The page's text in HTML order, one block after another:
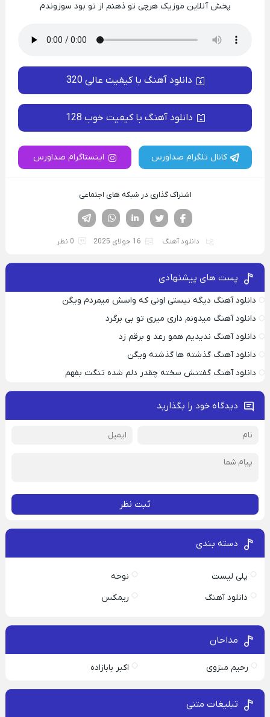
پخش آنلاین موزیک هرچی تو ذهنم از تو بود سوزوندم
دانلود آهنگ با کیفیت عالی 320
دانلود آهنگ با کیفیت خوب 128
کانال تلگرام صداورس اینستاگرام صداورس
اشتراک گذاری در شبکه های اجتماعی
لینکدین تویتر
فیسوک
دانلود آهنگ 16 جولای 2025 0 نظر
پست های پیشنهادی
دانلود آهنگ دیگه نیستی اونی که واسش میمردم ویگن
دانلود آهنگ میدونم داری میری تو بی برگرد
دانلود آهنگ ندیدیم همو رعد و برقم زد
دانلود آهنگ گذشته ها گذشته ویگن
دانلود آهنگ گفتنش سخته چقدر دلم شده تنگت بفهم
دیدگاه خود را بگذارید
ثبت نظر
دسته بندی
پلی لیست
نوحه
دانلود آهنگ
ریمکس
مداحان
رحیم منزوی اکبر بابازاده
تبلیغات متنی